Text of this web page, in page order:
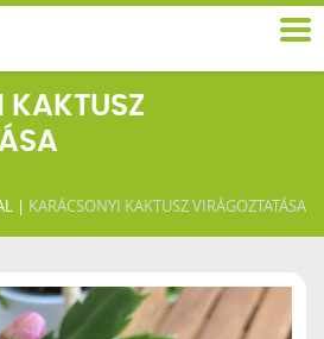
KAKTUSZ
| KARÁCSONYI KAKTUSZ VIRÁGOZTATÁSA